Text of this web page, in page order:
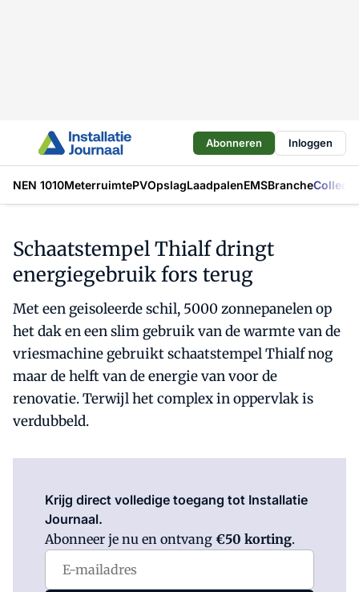
Abonneren Inloggen
NEN 1010MeterruimtePVOpslagLaadpalenEMSBranche
Schaatstempel Thialf dringt
energiegebruik fors terug
Met een geisoleerde schil, 5000 zonnepanelen op
het dak en een slim gebruik van de warmte van de
vriesmachine gebruikt schaatstempel Thialf nog
maar de helft van de energie van voor de
renovatie. Terwijl het complex in oppervlak is
verdubbeld.
Krijg direct volledige toegang tot Installatie
Journaal.
Abonneer je nu en ontvang €50 korting.